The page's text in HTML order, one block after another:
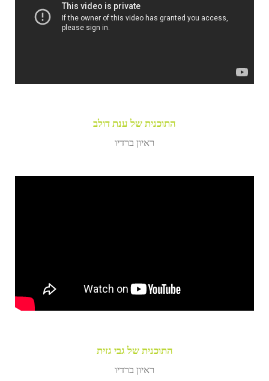
התוכנית של ענת דולב
ראיון ברדיו
התוכנית של גבי גזית
ראיון ברדיו